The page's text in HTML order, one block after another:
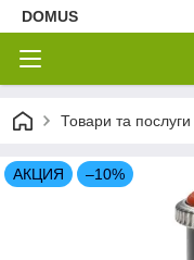
DOMUS
Товари та послуги
АКЦИЯ –10%